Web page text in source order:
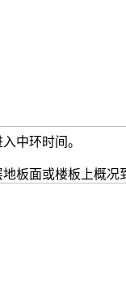
中环时间。
面或楼板上概况